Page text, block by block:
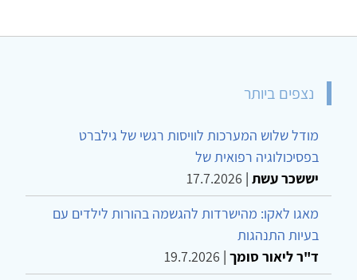
נצפים ביותר
מודל שלוש המערכות לוויסות רגשי של גילברט
בפסיכולוגיה רפואית של
יששכר עשת |
17.7.2026
מאגו לאקו: מהישרדות להגשמה בהורות לילדים עם
בעיות התנהגות
ד"ר ליאור סומך |
19.7.2026